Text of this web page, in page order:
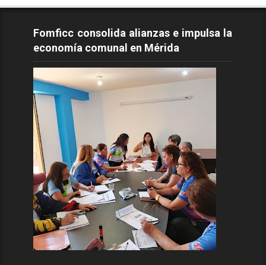
Fomficc consolida alianzas e impulsa la
economía comunal en Mérida